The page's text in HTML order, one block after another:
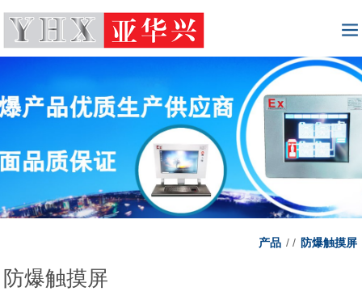
产品 / / 防爆触摸屏
防爆触摸屏